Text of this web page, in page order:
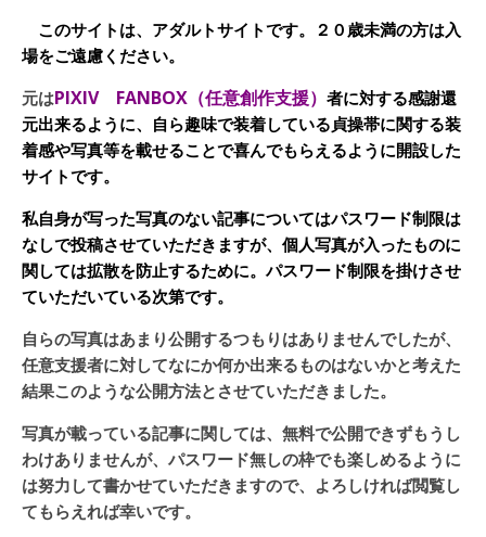
このサイトは、アダルトサイトです。２０歳未満の方は入
場をご遠慮ください。
元はPIXIV FANBOX（任意創作支援） 者に対する感謝還
元出来るように、自ら趣味で装着している貞操帯に関する装
着感や写真等を載せることで喜んでもらえるように開設した
サイトです。
私自身が写った写真のない記事についてはパスワード制限は
なしで投稿させていただきますが、個人写真が入ったものに
関しては拡散を防止するために。パスワード制限を掛けさせ
ていただいている次第です。
自らの写真はあまり公開するつもりはありませんでしたが、
任意支援者に対してなにか何か出来るものはないかと考えた
結果このような公開方法とさせていただきました。
写真が載っている記事に関しては、無料で公開できずもうし
わけありませんが、パスワード無しの枠でも楽しめるように
は努力して書かせていただきますので、よろしければ閲覧し
てもらえれば幸いです。